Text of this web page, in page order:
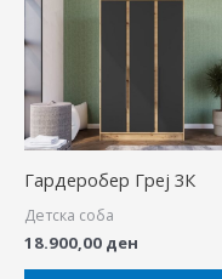
Гардеробер Греј 3К
Детска соба
18.900,00 ден